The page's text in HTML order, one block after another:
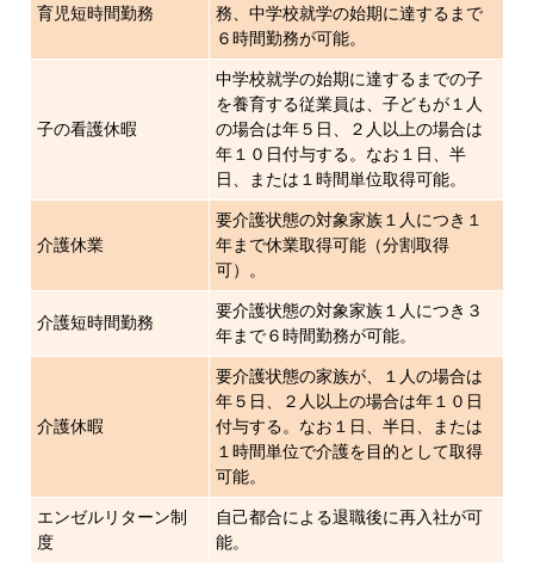
育児短時間勤務
務、中学校就学の始期に達するまで
６時間勤務が可能。
子の看護休暇
中学校就学の始期に達するまでの子
を養育する従業員は、子どもが１人
の場合は年５日、２人以上の場合は
年１０日付与する。なお１日、半
日、または１時間単位取得可能。
介護休業
要介護状態の対象家族１人につき１
年まで休業取得可能（分割取得
可）。
介護短時間勤務
要介護状態の対象家族１人につき３
年まで６時間勤務が可能。
介護休暇
要介護状態の家族が、１人の場合は
年５日、２人以上の場合は年１０日
付与する。なお１日、半日、または
１時間単位で介護を目的として取得
可能。
エンゼルリターン制
度
自己都合による退職後に再入社が可
能。